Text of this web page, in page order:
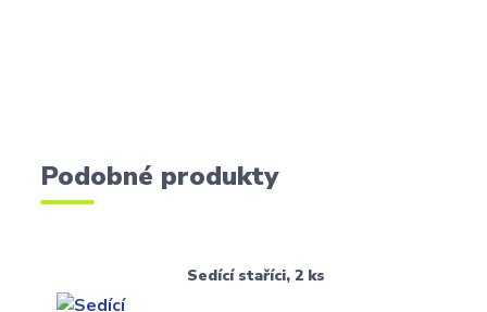
Podobné produkty
Sedící staříci, 2 ks